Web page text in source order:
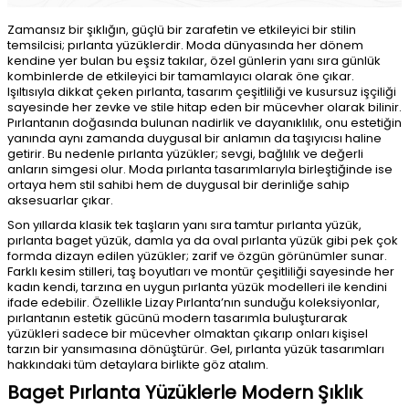
Zamansız bir şıklığın, güçlü bir zarafetin ve etkileyici bir stilin
temsilcisi; pırlanta yüzüklerdir. Moda dünyasında her dönem
kendine yer bulan bu eşsiz takılar, özel günlerin yanı sıra günlük
kombinlerde de etkileyici bir tamamlayıcı olarak öne çıkar.
Işıltısıyla dikkat çeken pırlanta, tasarım çeşitliliği ve kusursuz işçiliği
sayesinde her zevke ve stile hitap eden bir mücevher olarak bilinir.
Pırlantanın doğasında bulunan nadirlik ve dayanıklılık, onu estetiğin
yanında aynı zamanda duygusal bir anlamın da taşıyıcısı haline
getirir. Bu nedenle pırlanta yüzükler; sevgi, bağlılık ve değerli
anların simgesi olur. Moda pırlanta tasarımlarıyla birleştiğinde ise
ortaya hem stil sahibi hem de duygusal bir derinliğe sahip
aksesuarlar çıkar.
Son yıllarda klasik tek taşların yanı sıra tamtur pırlanta yüzük,
pırlanta baget yüzük, damla ya da oval pırlanta yüzük gibi pek çok
formda dizayn edilen yüzükler; zarif ve özgün görünümler sunar.
Farklı kesim stilleri, taş boyutları ve montür çeşitliliği sayesinde her
kadın kendi, tarzına en uygun pırlanta yüzük modelleri ile kendini
ifade edebilir. Özellikle Lizay Pırlanta’nın sunduğu koleksiyonlar,
pırlantanın estetik gücünü modern tasarımla buluşturarak
yüzükleri sadece bir mücevher olmaktan çıkarıp onları kişisel
tarzın bir yansımasına dönüştürür. Gel, pırlanta yüzük tasarımları
hakkındaki tüm detaylara birlikte göz atalım.
Baget Pırlanta Yüzüklerle Modern Şıklık